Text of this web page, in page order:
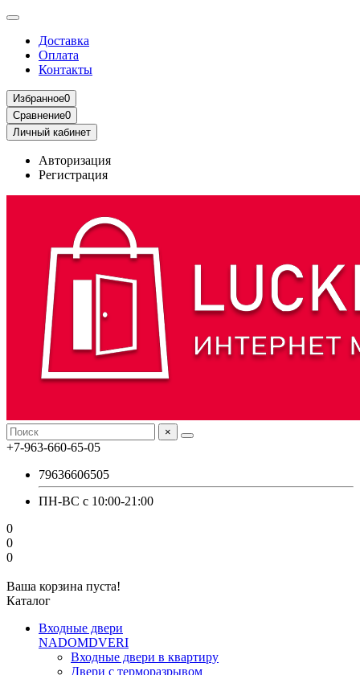
Доставка
Оплата
Контакты
Избранное0
Сравнение0
Личный кабинет
Авторизация
Регистрация
×
+7-963-660-65-05
79636606505
ПН-ВС с 10:00-21:00
0
0
0
Ваша корзина пуста!
Каталог
Входные двери
NADOMDVERI
Входные двери в квартиру
Двери с терморазрывом